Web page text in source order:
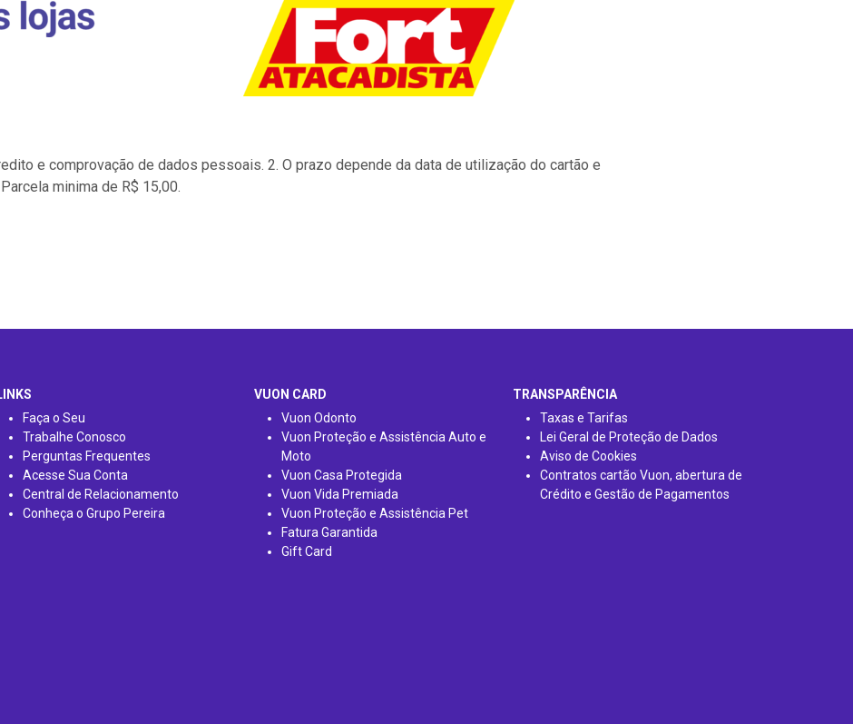
e comprovação de dados pessoais. 2. O prazo depende da data de utilização do cartão e
minima de R$ 15,00.
Faça o Seu
Trabalhe Conosco
Perguntas Frequentes
Acesse Sua Conta
Central de Relacionamento
Conheça o Grupo Pereira
VUON CARD
Vuon Odonto
Vuon Proteção e Assistência Auto e
Moto
Vuon Casa Protegida
Vuon Vida Premiada
Vuon Proteção e Assistência Pet
Fatura Garantida
Gift Card
TRANSPARÊNCIA
Taxas e Tarifas
Lei Geral de Proteção de Dados
Aviso de Cookies
Contratos cartão Vuon, abertura de
Crédito e Gestão de Pagamentos